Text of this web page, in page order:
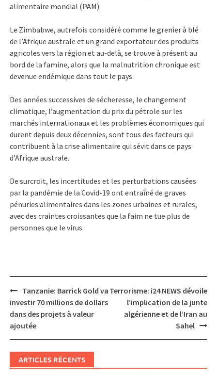
alimentaire mondial (PAM).
Le Zimbabwe, autrefois considéré comme le grenier à blé
de l’Afrique australe et un grand exportateur des produits
agricoles vers la région et au-delà, se trouve à présent au
bord de la famine, alors que la malnutrition chronique est
devenue endémique dans tout le pays.
Des années successives de sécheresse, le changement
climatique, l’augmentation du prix du pétrole sur les
marchés internationaux et les problèmes économiques qui
durent depuis deux décennies, sont tous des facteurs qui
contribuent à la crise alimentaire qui sévit dans ce pays
d’Afrique australe.
De surcroit, les incertitudes et les perturbations causées
par la pandémie de la Covid-19 ont entraîné de graves
pénuries alimentaires dans les zones urbaines et rurales,
avec des craintes croissantes que la faim ne tue plus de
personnes que le virus.
Post
navigation
Tanzanie: Barrick Gold va
investir 70 millions de dollars
dans des projets à valeur
ajoutée
Terrorisme: i24 NEWS dévoile
l’implication de la junte
algérienne et de l’Iran au
Sahel
ARTICLES RÉCENTS